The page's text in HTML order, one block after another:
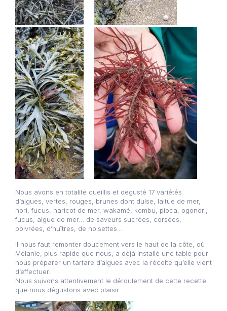
Nous avons en totalité cueillis et dégusté 17 variétés
d’algues, vertes, rouges, brunes dont dulse, laitue de mer,
nori, fucus, haricot de mer, wakamé, kombu, pioca, ogonori,
fucus, algue de mer… de saveurs sucrées, corsées,
poivrées, d’huîtres, de noisettes…
Il nous faut remonter doucement vers le haut de la côte, où
Mélanie, plus rapide que nous, a déjà installé une table pour
nous préparer un tartare d’algues avec la récolte qu’elle vient
d’effectuer.
Nous suivons attentivement le déroulement de cette recette
que nous dégustons avec plaisir.